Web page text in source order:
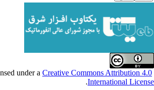
Creative Commons
.